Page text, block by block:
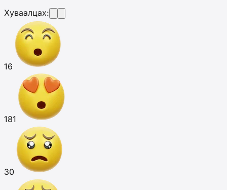
Хуваалцах:
16
181
30